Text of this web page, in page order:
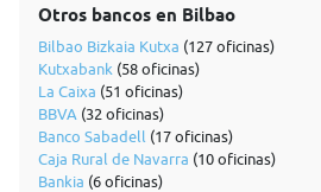
Otros bancos en Bilbao
Bilbao Bizkaia Kutxa (127 oficinas)
Kutxabank (58 oficinas)
La Caixa (51 oficinas)
BBVA (32 oficinas)
Banco Sabadell (17 oficinas)
Caja Rural de Navarra (10 oficinas)
Bankia (6 oficinas)